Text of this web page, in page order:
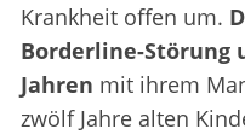
Krankheit offen um.
Borderline-Störung
Jahren mit ihrem
zwölf Jahre alten